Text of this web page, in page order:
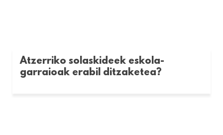
Atzerriko solaskideek eskola-
garraioak erabil ditzaketea?